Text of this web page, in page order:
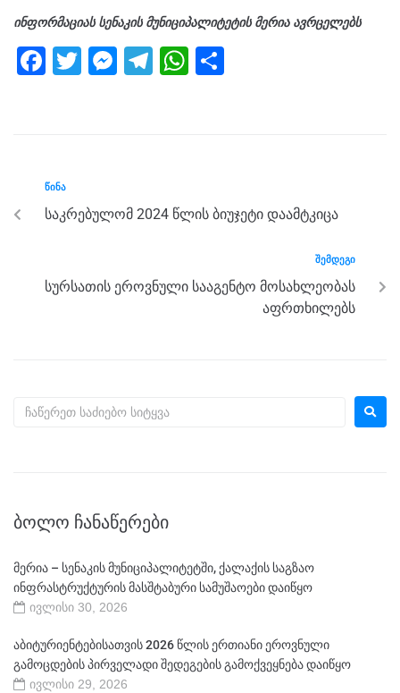
ინფორმაციას სენაკის მუნიციპალიტეტის მერია ავრცელებს
F
b
o
o
T
M
g
T
m
W
p
p
ᲬᲘᲜᲐ
საკრებულომ 2024 წლის ბიუჯეტი დაამტკიცა
ᲨᲔᲛᲓᲔᲒᲘ
სურსათის ეროვნული სააგენტო მოსახლეობას
აფრთხილებს
ᲑᲝᲚᲝ ᲩᲐᲜᲐᲬᲔᲠᲔᲑᲘ
მერია – სენაკის მუნიციპალიტეტში, ქალაქის საგზაო
ინფრასტრუქტურის მასშტაბური სამუშაოები დაიწყო
ივლისი 30, 2026
აბიტურიენტებისათვის 2026 წლის ერთიანი ეროვნული
გამოცდების პირველადი შედეგების გამოქვეყნება დაიწყო
ივლისი 29, 2026